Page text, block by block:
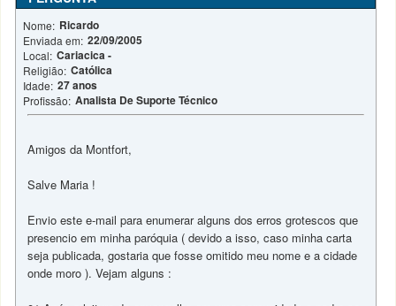
Nome: Ricardo
Enviada em: 22/09/2005
Local: Cariacica -
Religião: Católica
Idade: 27 anos
Profissão: Analista De Suporte Técnico
Amigos da Montfort,
Salve Maria !
Envio este e-mail para enumerar alguns dos erros grotescos que
presencio em minha paróquia ( devido a isso, caso minha carta
seja publicada, gostaria que fosse omitido meu nome e a cidade
onde moro ). Vejam alguns :